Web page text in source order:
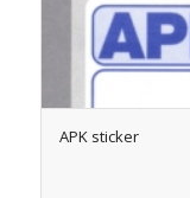
APK sticker